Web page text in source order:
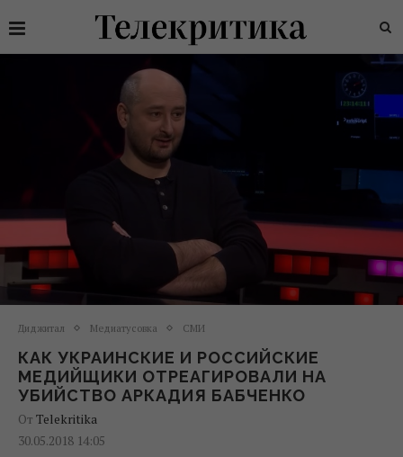
Диджитал Медиатусовка СМИ
КАК УКРАИНСКИЕ И РОССИЙСКИЕ
МЕДИЙЩИКИ ОТРЕАГИРОВАЛИ НА
УБИЙСТВО АРКАДИЯ БАБЧЕНКО
От Telekritika
30.05.2018 14:05